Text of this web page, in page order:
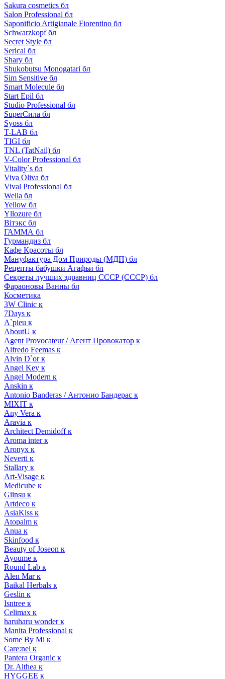
Sakura cosmetics бл
Salon Professional бл
Saponificio Artigianale Fiorentino бл
Schwarzkopf бл
Secret Style бл
Serical бл
Shary бл
Shukobutsu Monogatari бл
Sim Sensitive бл
Smart Molecule бл
Start Epil бл
Studio Professional бл
SuperСила бл
Syoss бл
T-LAB бл
TIGI бл
TNL (TatNail) бл
V-Color Professional бл
Vitality`s бл
Viva Oliva бл
Vival Professional бл
Wella бл
Yellow бл
Yllozure бл
Вiтэкс бл
ГАММА бл
Гурмандиз бл
Кафе Красоты бл
Мануфактура Дом Природы (МДП) бл
Рецепты бабушки Агафьи бл
Секреты лучших здравниц СССР (СССР) бл
Фараоновы Ванны бл
Косметика
3W Clinic к
7Days к
A`pieu к
AboutU к
Agent Provocateur / Агент Провокатор к
Alfredo Feemas к
Alvin D`or к
Angel Key к
Angel Modern к
Anskin к
Antonio Banderas / Антонио Бандерас к
MIXIT к
Any Vera к
Aravia к
Architect Demidoff к
Aroma inter к
Aronyx к
Neverti к
Stallary к
Art-Visage к
Medicube к
Giinsu к
Artdeco к
AsiaKiss к
Atopalm к
Anua к
Skinfood к
Beauty of Joseon к
Ayoume к
Round Lab к
Alen Mar к
Baikal Herbals к
Geslin к
Isntree к
Celimax к
haruharu wonder к
Manita Professional к
Some By Mi к
Care:nel к
Pantera Organic к
Dr. Althea к
HYGGEE к